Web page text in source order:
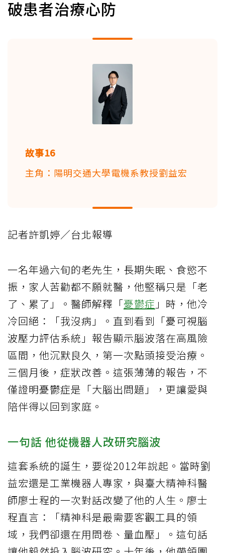
破患者治療心防
故事16
主角：陽明交通大學電機系教授劉益宏
記者許凱婷／台北報導
一名年過六旬的老先生，長期失眠、食慾不
振，家人苦勸都不願就醫，他堅稱只是「老
了、累了」。醫師解釋「憂鬱症 」時，他冷
冷回絕：「我沒病」。直到看到「憂可視腦
波壓力評估系統」報告顯示腦波落在高風險
區間，他沉默良久，第一次點頭接受治療。
三個月後，症狀改善。這張薄薄的報告，不
僅證明憂鬱症是「大腦出問題」，更讓愛與
陪伴得以回到家庭。
一句話 他從機器人改研究腦波
這套系統的誕生，要從2012年說起。當時劉
益宏還是工業機器人專家，與臺大精神科醫
師廖士程的一次對話改變了他的人生。廖士
程直言：「精神科是最需要客觀工具的領
域，我們卻還在用問卷、量血壓」。這句話